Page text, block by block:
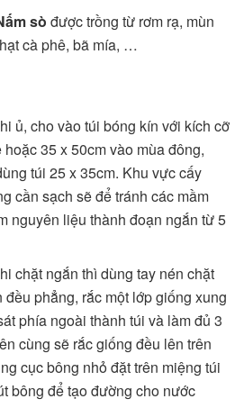
sò được trồng từ rơm rạ, mùn
cà phê, bã mía, …
ủ, cho vào túi bóng kín với kích cỡ
35 x 50cm vào mùa đông,
túi 25 x 35cm. Khu vực cấy
cần sạch sẽ để tránh các mầm
nguyên liệu thành đoạn ngắn từ 5
chặt ngắn thì dùng tay nén chặt
đều phẳng, rắc một lớp giống xung
phía ngoài thành túi và làm đủ 3
cùng sẽ rắc giống đều lên trên
cục bông nhỏ đặt trên miệng túi
bông để tạo đường cho nước